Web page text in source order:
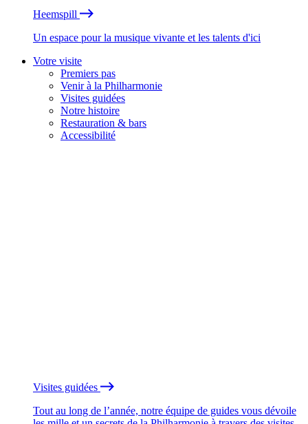
Heemspill
Un espace pour la musique vivante et les talents d'ici
Votre visite
Premiers pas
Venir à la Philharmonie
Visites guidées
Notre histoire
Restauration & bars
Accessibilité
Visites guidées
Tout au long de l’année, notre équipe de guides vous dévoile